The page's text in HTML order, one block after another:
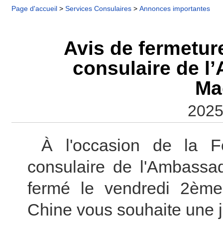
Page d'accueil > Services Consulaires > Annonces importantes
Avis de
consulaire de
À l'occasion de la
consulaire de
fermé le vendredi
Chine vous souhaite une